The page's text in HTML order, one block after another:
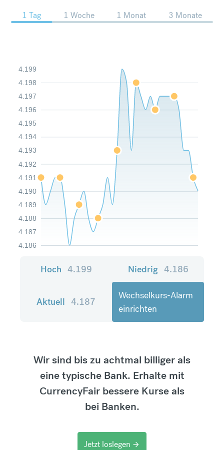
1 Tag 1 Woche 1 Monat 3 Monate
4.186
4.187
4.188
4.189
4.190
4.191
4.192
4.193
4.194
4.195
4.196
4.197
4.198
4.199
Hoch 4.199 Niedrig 4.186
Aktuell 4.187
Wechselkurs-Alarm
einrichten
Wir sind bis zu achtmal billiger als
eine typische Bank. Erhalte mit
CurrencyFair bessere Kurse als
bei Banken.
Jetzt loslegen arrow_forward